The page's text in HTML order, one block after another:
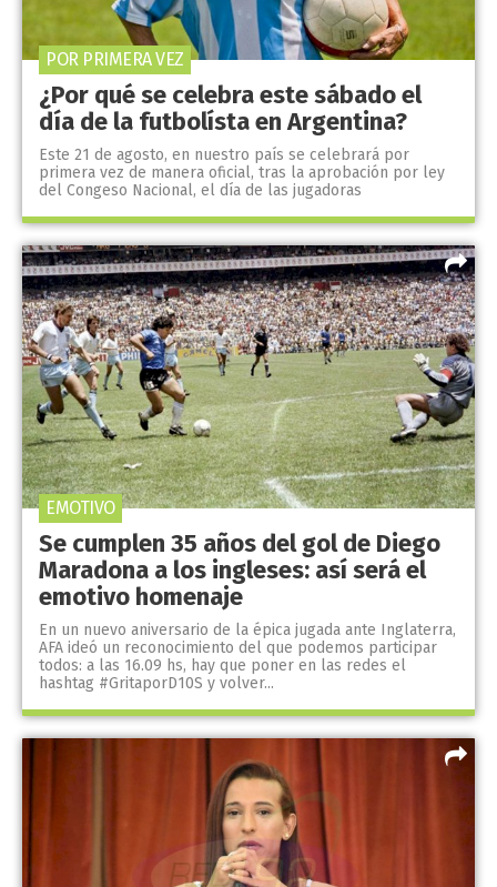
¿Por qué se celebra este sábado el
día de la futbolísta en Argentina?
Este 21 de agosto, en nuestro país se celebrará por
primera vez de manera oficial, tras la aprobación por ley
del Congeso Nacional, el día de las jugadoras
POR PRIMERA VEZ
Se cumplen 35 años del gol de Diego
Maradona a los ingleses: así será el
emotivo homenaje
En un nuevo aniversario de la épica jugada ante Inglaterra,
AFA ideó un reconocimiento del que podemos participar
todos: a las 16.09 hs, hay que poner en las redes el
hashtag #GritaporD10S y volver...
EMOTIVO